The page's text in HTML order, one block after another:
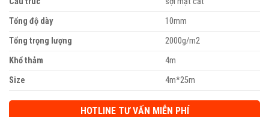
Tổng độ dày
10mm
Tổng trọng lượng
2000g/m2
Khổ thảm
4m
Size
4m*25m
HOTLINE TƯ VẤN MIỄN PHÍ